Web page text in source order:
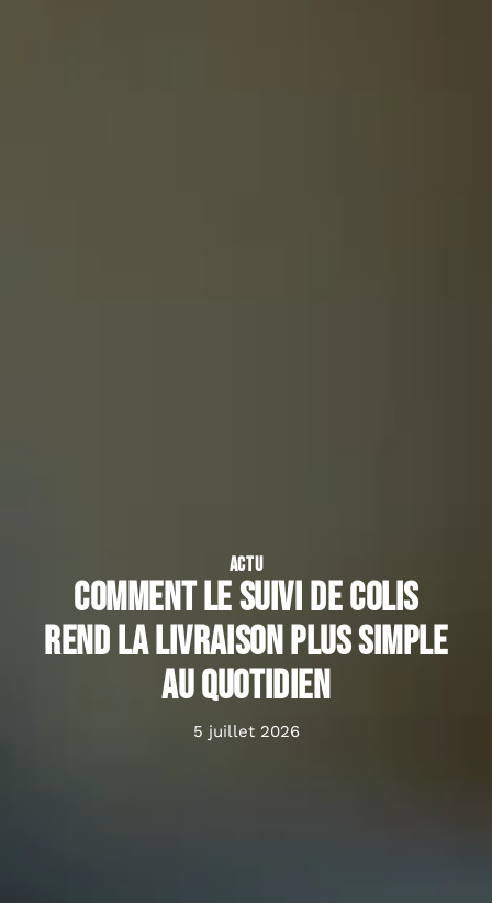
ACTU
Comment le suivi de colis
rend la livraison plus simple
au quotidien
5 juillet 2026